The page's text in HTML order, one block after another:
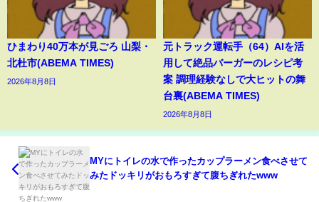
ひまわり40万本が見ごろ 山梨・
北杜市(ABEMA TIMES)
2026年8月8日
元トラック運転手（64）AIを活
用して絶品バーガーのレシピ考
案 調理経験なしで大ヒットの舞
台裏(ABEMA TIMES)
2026年8月8日
MYにトイレの水で作ったカップラーメン食べさせて
みたドッキリがおもろすぎて腹ちぎれたwww